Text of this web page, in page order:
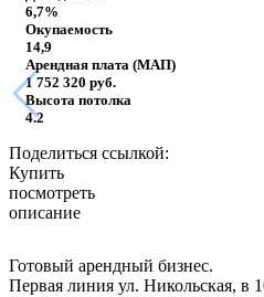
6,7%
Окупаемость
14,9
Арендная плата (МАП)
1 752 320 руб.
Высота потолка
4.2
Поделиться ссылкой:
Купить
посмотреть
описание
Готовый арендный бизнес.
Первая линия ул. Никольская, в